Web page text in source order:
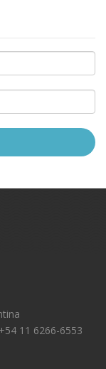
11 6266-6553